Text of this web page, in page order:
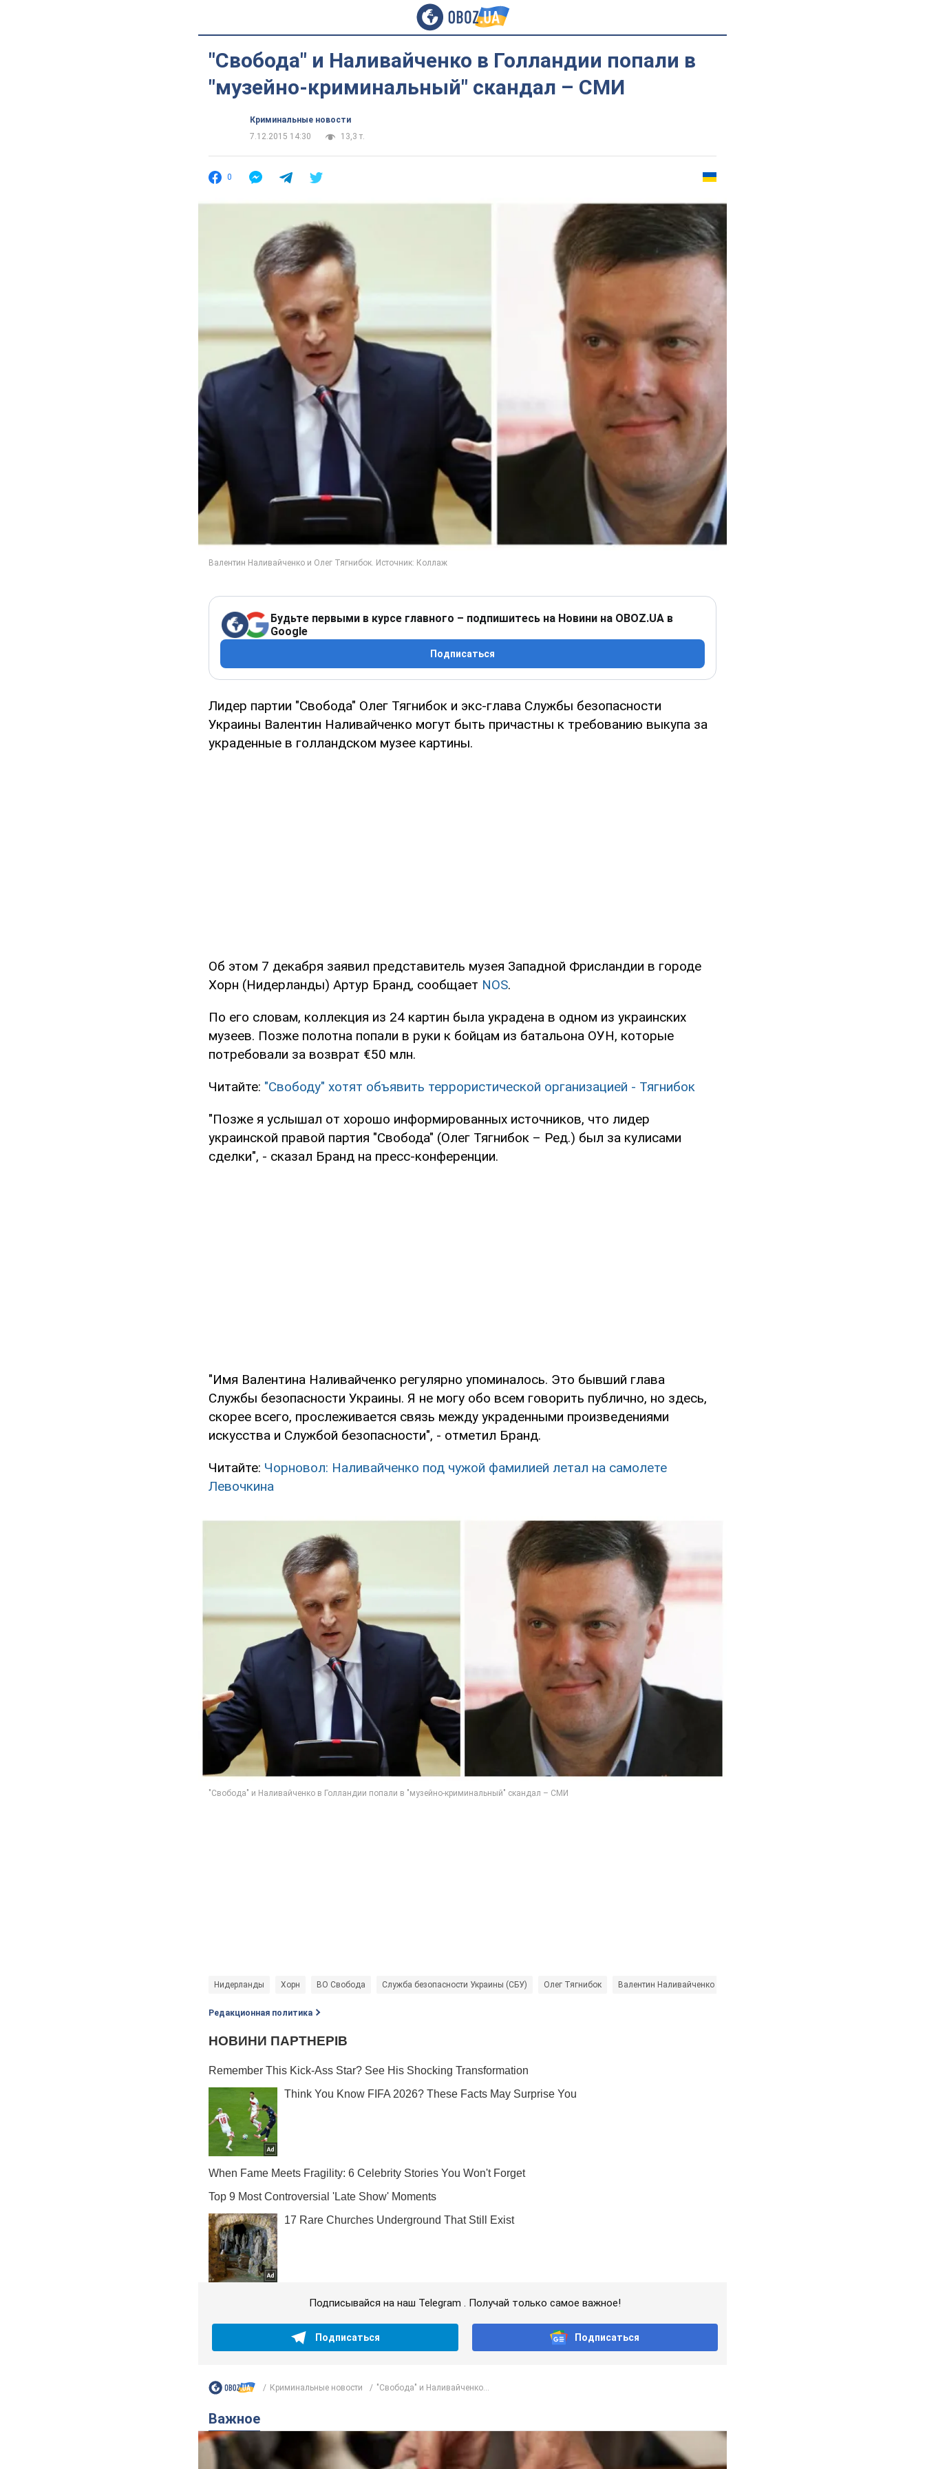
"Свобода" и Наливайченко в Голландии попали в
"музейно-криминальный" скандал – СМИ
Криминальные новости
7.12.2015 14:30
13,3 т.
0
Будьте первыми в курсе главного – подпишитесь на Новини на OBOZ.UA в
Google
Подписаться
Лидер партии "Свобода" Олег Тягнибок и экс-глава Службы безопасности
Украины Валентин Наливайченко могут быть причастны к требованию выкупа за
украденные в голландском музее картины.
Об этом 7 декабря заявил представитель музея Западной Фрисландии в городе
Хорн (Нидерланды) Артур Бранд, сообщает NOS.
По его словам, коллекция из 24 картин была украдена в одном из украинских
музеев. Позже полотна попали в руки к бойцам из батальона ОУН, которые
потребовали за возврат €50 млн.
Читайте: "Свободу" хотят объявить террористической организацией - Тягнибок
"Позже я услышал от хорошо информированных источников, что лидер
украинской правой партия "Свобода" (Олег Тягнибок – Ред.) был за кулисами
сделки", - сказал Бранд на пресс-конференции.
"Имя Валентина Наливайченко регулярно упоминалось. Это бывший глава
Службы безопасности Украины. Я не могу обо всем говорить публично, но здесь,
скорее всего, прослеживается связь между украденными произведениями
искусства и Службой безопасности", - отметил Бранд.
Читайте: Чорновол: Наливайченко под чужой фамилией летал на самолете
Левочкина
Нидерланды Хорн ВО Свобода Служба безопасности Украины (СБУ) Олег Тягнибок Валентин Наливайченко
Редакционная политика
Подписывайся на наш Telegram . Получай только самое важное!
Подписаться Подписаться
Криминальные новости "Свобода" и Наливайченко...
Важное